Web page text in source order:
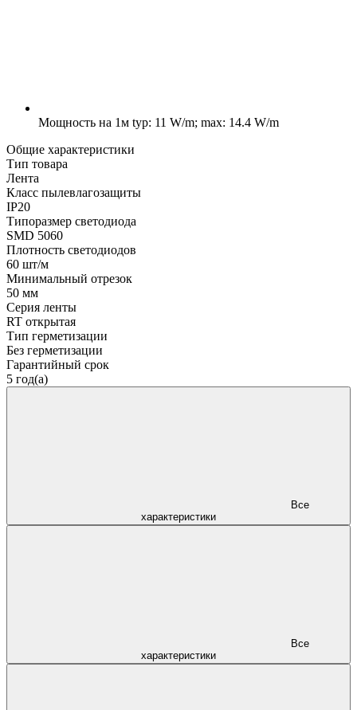
Мощность на 1м typ: 11 W/m; max: 14.4 W/m
Общие характеристики
Тип товара
Лента
Класс пылевлагозащиты
IP20
Типоразмер светодиода
SMD 5060
Плотность светодиодов
60 шт/м
Минимальный отрезок
50 мм
Серия ленты
RT открытая
Тип герметизации
Без герметизации
Гарантийный срок
5 год(а)
характеристики
характеристики